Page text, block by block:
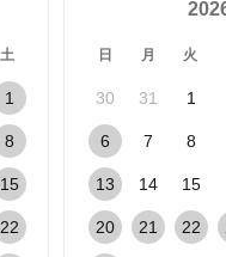
土
1
8
15
22
日 月 火
30 31 1
6 7 8
13 14 15
20 21 22